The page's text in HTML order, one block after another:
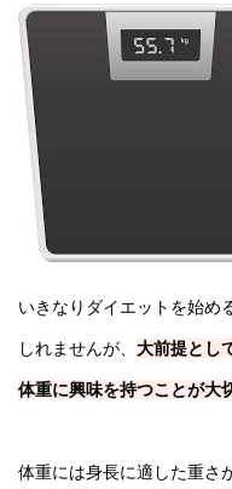
いきなりダイエットを始め
しれませんが、 大前提とし
体重に興味を持つことが大
体重には身長に適した重さ